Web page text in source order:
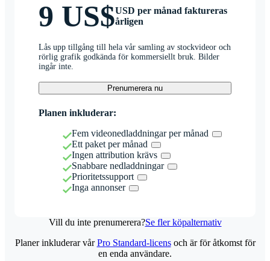
9 US$USD per månad faktureras
årligen
Lås upp tillgång till hela vår samling av stockvideor och
rörlig grafik godkända för kommersiellt bruk. Bilder
ingår inte.
Prenumerera nu
Planen inkluderar:
Fem videonedladdningar per månad
Ett paket per månad
Ingen attribution krävs
Snabbare nedladdningar
Prioritetssupport
Inga annonser
Vill du inte prenumerera?Se fler köpalternativ
Planer inkluderar vårPro Standard-licensoch är för åtkomst för
en enda användare.